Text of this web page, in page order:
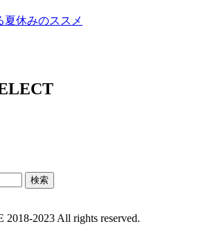
夏休みのススメ
2023 All rights reserved.